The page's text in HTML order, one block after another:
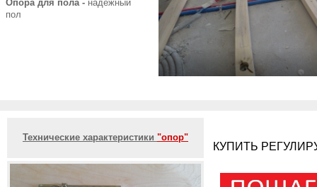
Опора для пола - надежный
пол
Технические характеристики "опор"
КУПИТЬ